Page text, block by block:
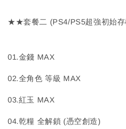
★★套餐二 (PS4/PS5超強初始
01.金錢 MAX
02.全角色 等級 MAX
03.紅玉 MAX
04.乾糧 全解鎖 (憑空創造)